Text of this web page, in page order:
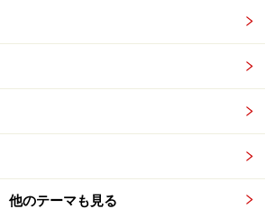
他のテーマも見る